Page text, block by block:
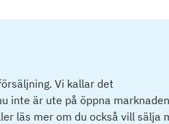
Vi kallar det
inte är ute på öppna
läs mer om du också vill sälja